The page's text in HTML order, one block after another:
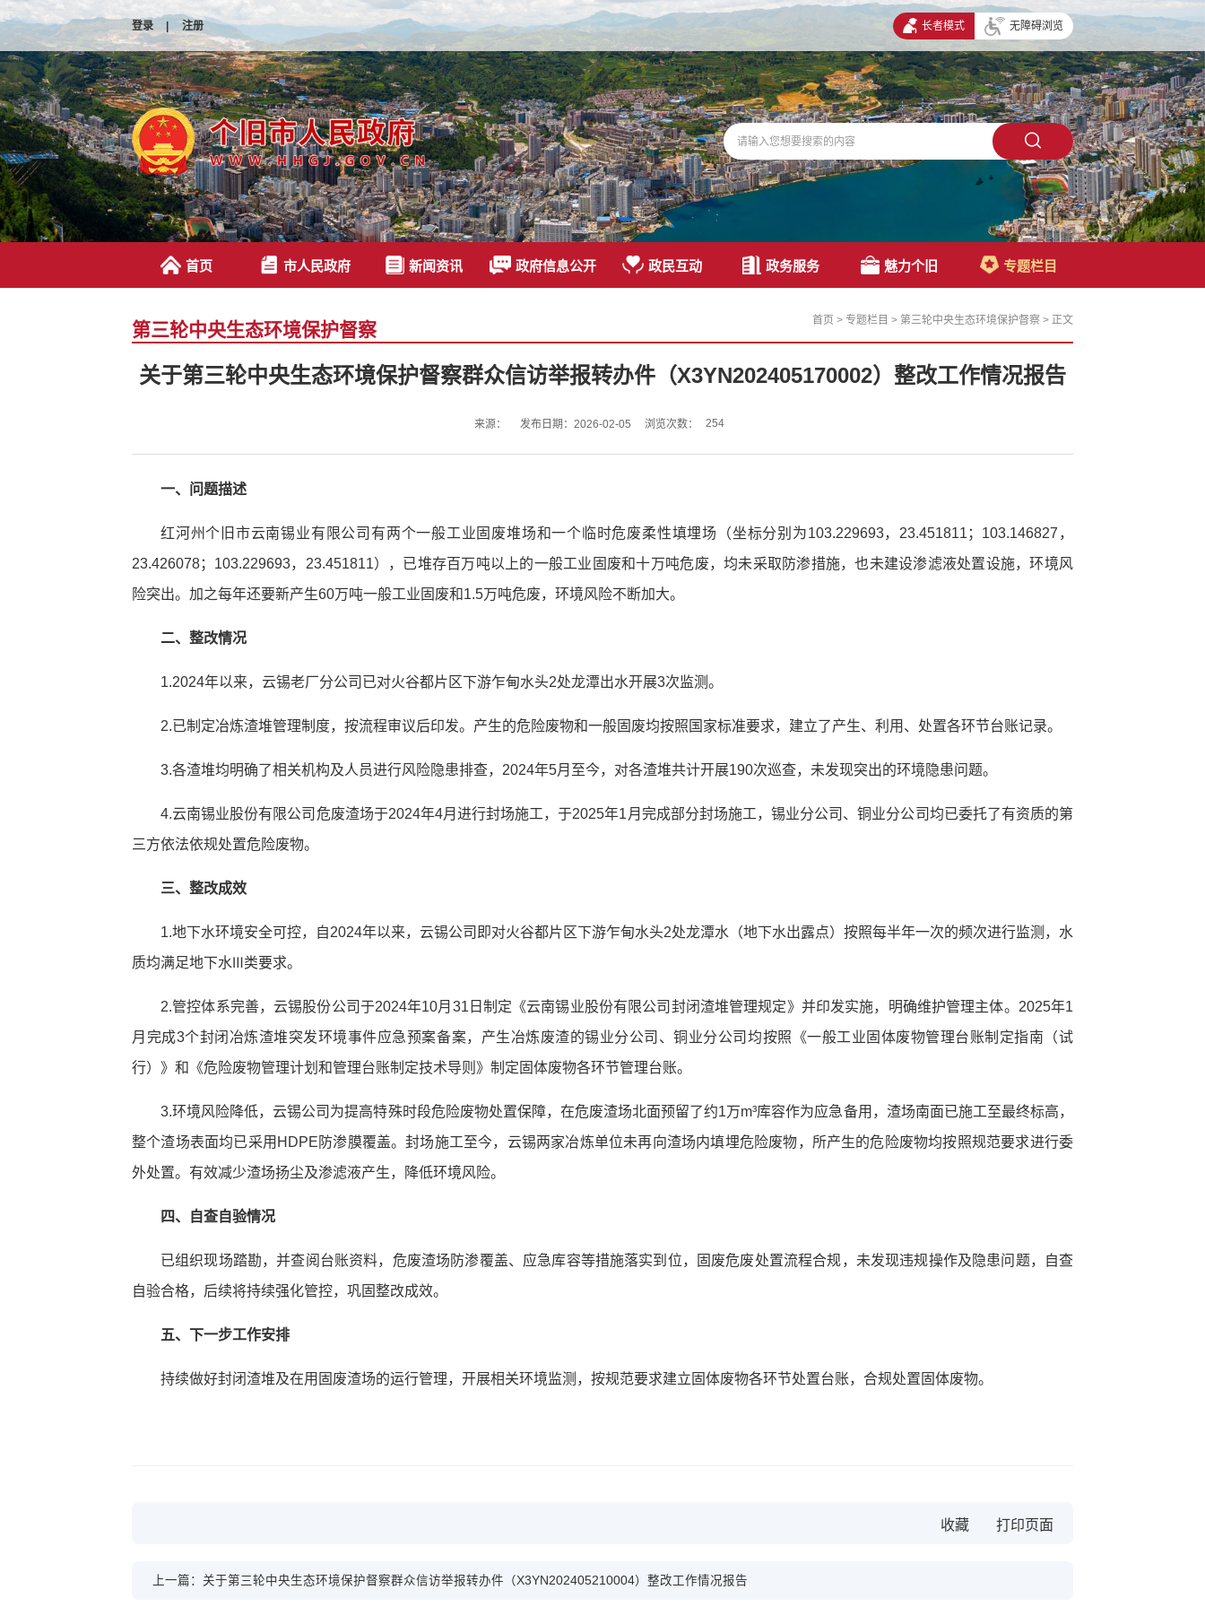
登录 | 注册 长者模式 无障碍浏览
首页 市人民政府 新闻资讯 政府信息公开 政民互动 政务服务 魅力个旧 专题栏目
第三轮中央生态环境保护督察 首页 > 专题栏目 > 第三轮中央生态环境保护督察 > 正文
关于第三轮中央生态环境保护督察群众信访举报转办件（X3YN202405170002）整改工作情况报告
来源： 发布日期：2026-02-05 浏览次数： 254
一、 问题描述
红河州个旧市云南锡业有限公司有两个一般工业固废堆场和一个临时危废柔性填埋场（坐标分别为103.229693，23.451811；103.146827，
23.426078；103.229693，23.451811），已堆存百万吨以上的一般工业固废和十万吨危废，均未采取防渗措施，也未建设渗滤液处置设施，环境风
险突出。加之每年还要新产生60万吨一般工业固废和1.5万吨危废，环境风险不断加大。
二、整改情况
1.2024年以来，云锡老厂分公司已对火谷都片区下游乍甸水头2处龙潭出水开展3次监测。
2.已制定冶炼渣堆管理制度，按流程审议后印发。产生的危险废物和一般固废均按照国家标准要求，建立了产生、利用、处置各环节台账记录。
3.各渣堆均明确了相关机构及人员进行风险隐患排查，2024年5月至今，对各渣堆共计开展190次巡查，未发现突出的环境隐患问题。
4.云南锡业股份有限公司危废渣场于2024年4月进行封场施工，于2025年1月完成部分封场施工，锡业分公司、铜业分公司均已委托了有资质的第
三方依法依规处置危险废物。
三、整改成效
1.地下水环境安全可控，自2024年以来，云锡公司即对火谷都片区下游乍甸水头2处龙潭水（地下水出露点）按照每半年一次的频次进行监测，水
质均满足地下水Ⅲ类要求。
2.管控体系完善，云锡股份公司于2024年10月31日制定《云南锡业股份有限公司封闭渣堆管理规定》并印发实施，明确维护管理主体。2025年1
月完成3个封闭冶炼渣堆突发环境事件应急预案备案，产生冶炼废渣的锡业分公司、铜业分公司均按照《一般工业固体废物管理台账制定指南（试
行）》和《危险废物管理计划和管理台账制定技术导则》制定固体废物各环节管理台账。
3.环境风险降低，云锡公司为提高特殊时段危险废物处置保障，在危废渣场北面预留了约1万m³库容作为应急备用，渣场南面已施工至最终标高，
整个渣场表面均已采用HDPE防渗膜覆盖。封场施工至今，云锡两家冶炼单位未再向渣场内填埋危险废物，所产生的危险废物均按照规范要求进行委
外处置。有效减少渣场扬尘及渗滤液产生，降低环境风险。
四、自查自验情况
已组织现场踏勘，并查阅台账资料，危废渣场防渗覆盖、应急库容等措施落实到位，固废危废处置流程合规，未发现违规操作及隐患问题，自查
自验合格，后续将持续强化管控，巩固整改成效。
五、下一步工作安排
持续做好封闭渣堆及在用固废渣场的运行管理，开展相关环境监测，按规范要求建立固体废物各环节处置台账，合规处置固体废物。
收藏
上一篇：关于第三轮中央生态环境保护督察群众信访举报转办件（X3YN202405210004）整改工作情况报告